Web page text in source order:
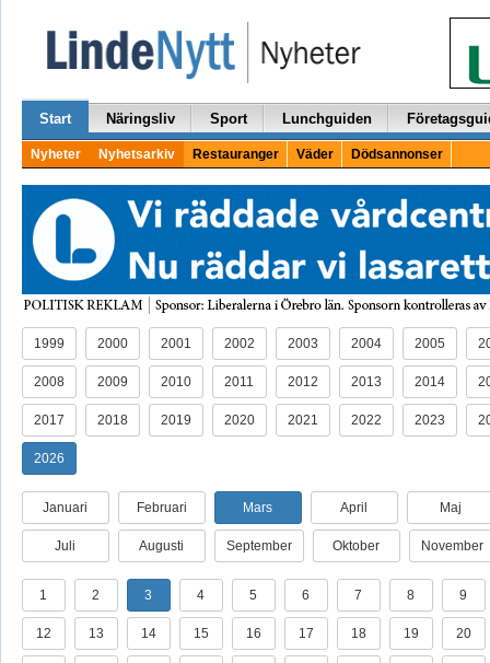
Start Näringsliv Sport Lunchguiden
Nyheter Nyhetsarkiv Restauranger Väder Dödsannonser
1999 2000 2001 2002 2003 2004 2005
2008 2009 2010 2011 2012 2013 2014
2017 2018 2019 2020 2021 2022 2023
2026
Januari Februari Mars April Maj
Juli Augusti September Oktober November
1 2 3 4 5 6 7 8 9
12 13 14 15 16 17 18 19 20